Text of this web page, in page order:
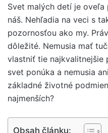
Svet malých detí je
náš. Nehľadia na veci s
pozornosťou ako my.
dôležité. Nemusia mať
vlastniť tie najkvalitnejšie
svet ponúka a nemusia
základné životné
najmenších?
Obsah článku: